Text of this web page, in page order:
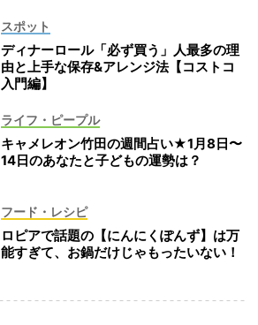
スポット
ディナーロール「必ず買う」人最多の理
由と上手な保存&アレンジ法【コストコ
入門編】
ライフ・ピープル
キャメレオン竹田の週間占い★1月8日〜
14日のあなたと子どもの運勢は？
フード・レシピ
ロピアで話題の【にんにくぽんず】は万
能すぎて、お鍋だけじゃもったいない！